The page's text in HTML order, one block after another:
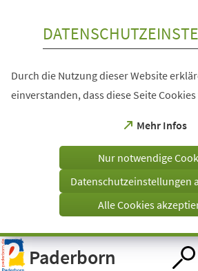
Visuelle
Assistenzsoftware
öffnen.
Durch die Nutzung dieser Website
einverstanden, dass diese Seite
Mehr Infos
(Öffnet
einem
Tab)
Nur notwendige
Datenschutzeinstellungen
Alle Cookies
Paderborn